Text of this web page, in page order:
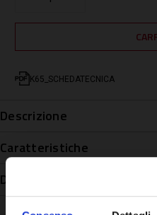
K65_SCHEDATECNICA
Descrizione
Caratteristiche
Disponibilità